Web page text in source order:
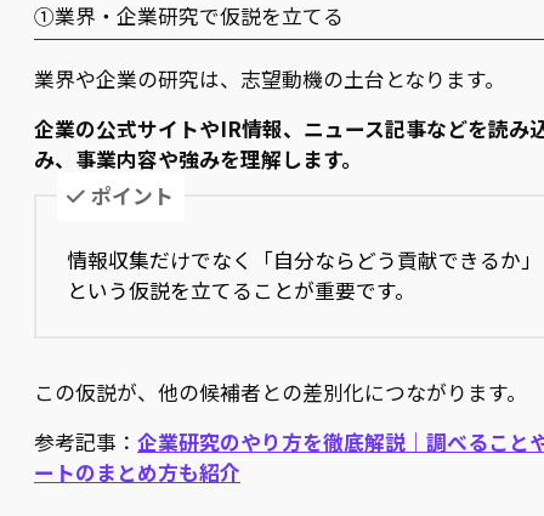
①業界・企業研究で仮説を立てる
業界や企業の研究は、志望動機の土台となります。
企業の公式サイトやIR情報、ニュース記事などを読み
み、事業内容や強みを理解します。
ポイント
情報収集だけでなく「自分ならどう貢献できるか」
という仮説を立てることが重要です。
この仮説が、他の候補者との差別化につながります。
参考記事： 企業研究のやり方を徹底解説｜調べること
ートのまとめ方も紹介